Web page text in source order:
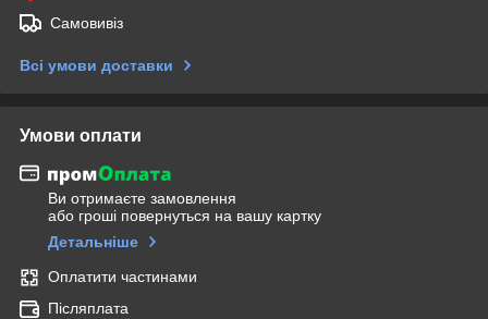
Самовивіз
Всі умови доставки
Умови оплати
Ви отримаєте замовлення
або гроші повернуться на вашу картку
Детальніше
Оплатити частинами
Післяплата